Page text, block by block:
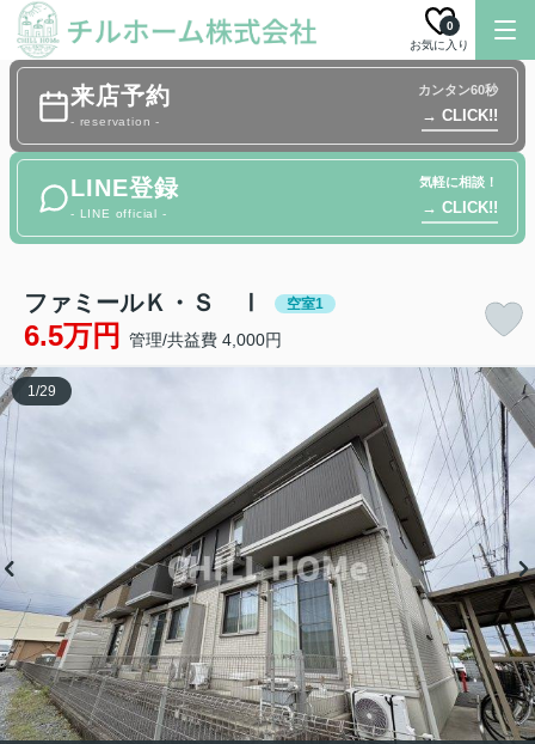
お気に入り
0
来店予約
- reservation -
カンタン60秒
→ CLICK!!
LINE登録
- LINE official -
気軽に相談！
→ CLICK!!
ファミールＫ・Ｓ Ⅰ 空室1
6.5万円 管理/共益費 4,000円
1/29